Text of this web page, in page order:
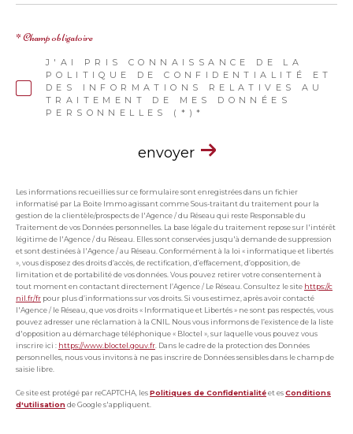
J'AI PRIS CONNAISSANCE DE LA
POLITIQUE DE CONFIDENTIALITÉ ET
DES INFORMATIONS RELATIVES AU
TRAITEMENT DE MES DONNÉES
PERSONNELLES (*)*
* Champ obligatoire
envoyer
Les informations recueillies sur ce formulaire sont enregistrées dans un fichier
informatisé par La Boite Immo agissant comme Sous-traitant du traitement pour la
gestion de la clientèle/prospects de l'Agence / du Réseau qui reste Responsable du
Traitement de vos Données personnelles. La base légale du traitement repose sur l'intérêt
légitime de l'Agence / du Réseau. Elles sont conservées jusqu'à demande de suppression
et sont destinées à l'Agence / au Réseau. Conformément à la loi « informatique et libertés
», vous disposez des droits d’accès, de rectification, d’effacement, d’opposition, de
limitation et de portabilité de vos données. Vous pouvez retirer votre consentement à
tout moment en contactant directement l’Agence / Le Réseau. Consultez le site https://c
nil.fr/fr pour plus d’informations sur vos droits. Si vous estimez, après avoir contacté
l'Agence / le Réseau, que vos droits « Informatique et Libertés » ne sont pas respectés, vous
pouvez adresser une réclamation à la CNIL. Nous vous informons de l’existence de la liste
d'opposition au démarchage téléphonique « Bloctel », sur laquelle vous pouvez vous
inscrire ici : https://www.bloctel.gouv.fr . Dans le cadre de la protection des Données
personnelles, nous vous invitons à ne pas inscrire de Données sensibles dans le champ de
saisie libre.
Ce site est protégé par reCAPTCHA, lesPolitiques de Confidentialitéet esConditions
d'utilisationde Google s'appliquent.